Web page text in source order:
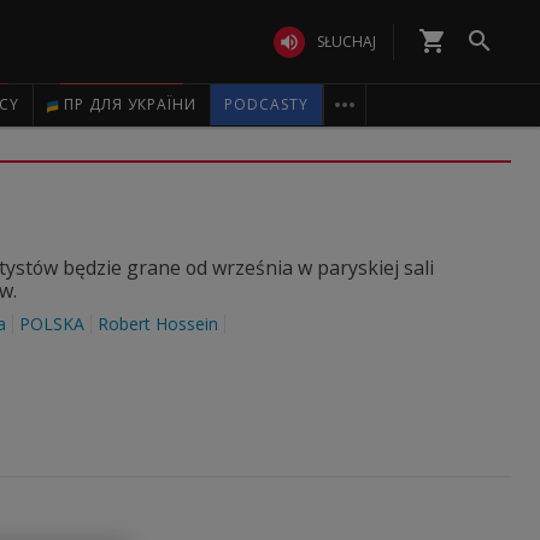
 SŁUCHAJ shopping_cart 
ПР ДЛЯ УКРАЇНИ PODCASTY 
będzie grane od września w paryskiej sali
POLSKA Robert Hossein